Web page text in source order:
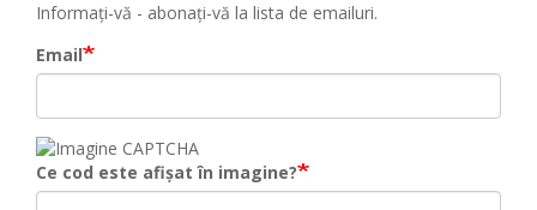
Informați-vă - abonați-vă la lista de emailuri.
Email
Ce cod este afișat în imagine?